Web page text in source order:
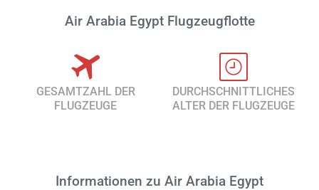
Air Arabia Egypt Flugzeugflotte
GESAMTZAHL DER
FLUGZEUGE
DURCHSCHNITTLICHES
ALTER DER FLUGZEUGE
Informationen zu Air Arabia Egypt